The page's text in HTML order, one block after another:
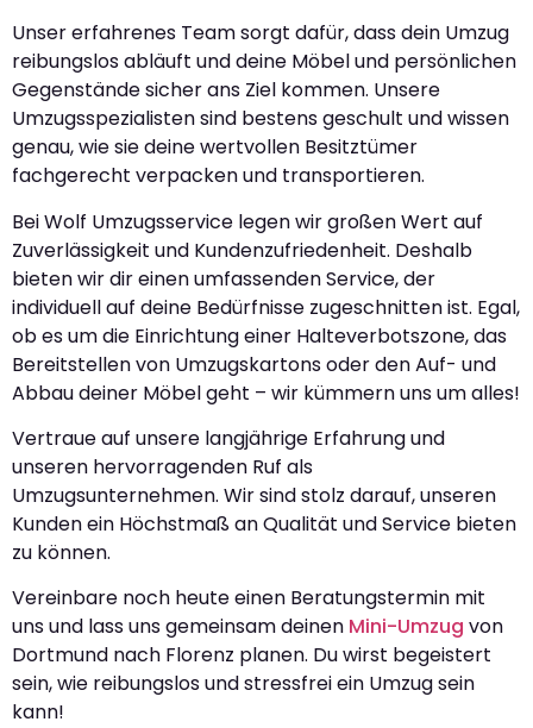
Unser erfahrenes Team sorgt dafür, dass dein Umzug
reibungslos abläuft und deine Möbel und persönlichen
Gegenstände sicher ans Ziel kommen. Unsere
Umzugsspezialisten sind bestens geschult und wissen
genau, wie sie deine wertvollen Besitztümer
fachgerecht verpacken und transportieren.
Bei Wolf Umzugsservice legen wir großen Wert auf
Zuverlässigkeit und Kundenzufriedenheit. Deshalb
bieten wir dir einen umfassenden Service, der
individuell auf deine Bedürfnisse zugeschnitten ist. Egal,
ob es um die Einrichtung einer Halteverbotszone, das
Bereitstellen von Umzugskartons oder den Auf- und
Abbau deiner Möbel geht – wir kümmern uns um alles!
Vertraue auf unsere langjährige Erfahrung und
unseren hervorragenden Ruf als
Umzugsunternehmen. Wir sind stolz darauf, unseren
Kunden ein Höchstmaß an Qualität und Service bieten
zu können.
Vereinbare noch heute einen Beratungstermin mit
uns und lass uns gemeinsam deinen Mini-Umzug von
Dortmund nach Florenz planen. Du wirst begeistert
sein, wie reibungslos und stressfrei ein Umzug sein
kann!